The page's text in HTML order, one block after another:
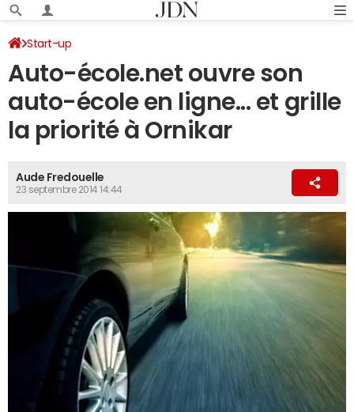
Start-up
Auto-école.net ouvre son
auto-école en ligne... et grille
la priorité à Ornikar
Aude Fredouelle
23 septembre 2014 14:44